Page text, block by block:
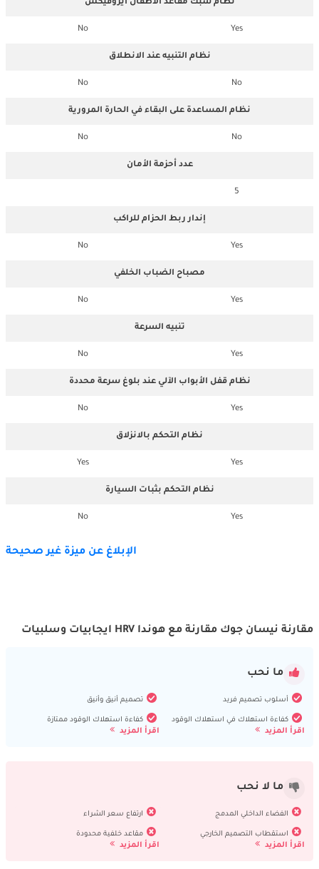
نظام شبك مقاعد الأطفال ايزوفيكس
Yes
No
نظام التنبيه عند الانطلاق
No
No
نظام المساعدة على البقاء في الحارة المرورية
No
No
عدد أحزمة الأمان
5
إندار ربط الحزام للراكب
Yes
No
مصباح الضباب الخلفي
Yes
No
تنبيه السرعة
Yes
No
نظام قفل الأبواب الآلي عند بلوغ سرعة محددة
Yes
No
نظام التحكم بالانزلاق
Yes
Yes
نظام التحكم بثبات السيارة
Yes
No
الإبلاغ عن ميزة غير صحيحة
مقارنة نيسان جوك مقارنة مع هوندا HRV ايجابيات وسلبيات
ما نحب
أسلوب تصميم فريد
كفاءة استهلاك في استهلاك الوقود
اقرأ المزيد
تصميم أنيق وأنيق
كفاءة استهلاك الوقود ممتازة
اقرأ المزيد
ما لا نحب
الفضاء الداخلي المدمج
استقطاب التصميم الخارجي
اقرأ المزيد
ارتفاع سعر الشراء
مقاعد خلفية محدودة
اقرأ المزيد